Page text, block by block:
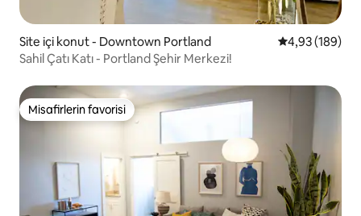
Site içi konut - Downtown Portland 5 üzerinden
4,93 (189)
Sahil Çatı Katı - Portland Şehir Merkezi!
Misafirlerin favorisi
Misafirlerin favorisi